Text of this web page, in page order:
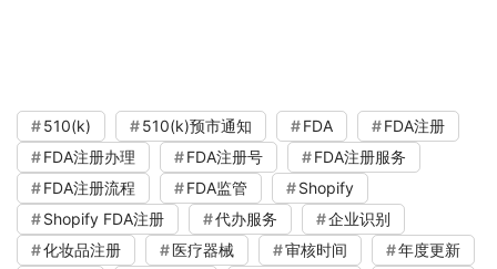
510(k) 510(k)预市通知 FDA
FDA注册
FDA注册办理
FDA注册号
FDA注册服务
FDA注册流程
FDA监管
Shopify
Shopify FDA注册
代办服务
企业识别
化妆品注册
医疗器械 审核时间
年度更新